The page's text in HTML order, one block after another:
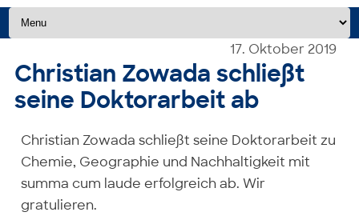
Zum Inhalt springen
17. Oktober 2019
Christian Zowada schließt
seine Doktorarbeit ab
Christian Zowada schließt seine Doktorarbeit zu
Chemie, Geographie und Nachhaltigkeit mit
summa cum laude erfolgreich ab. Wir
gratulieren.